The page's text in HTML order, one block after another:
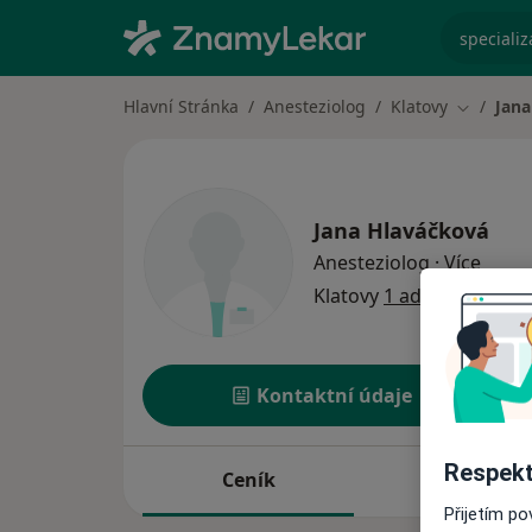
Hlavní Stránka Anesteziolog Klatovy Změna
Jana Hlaváčková
Anesteziolog·Víceo
Klatovy 1 adresa
Kontaktní údaje
Ceník Adresy
Přijetím